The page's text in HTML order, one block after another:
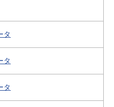
タ
タ
タ